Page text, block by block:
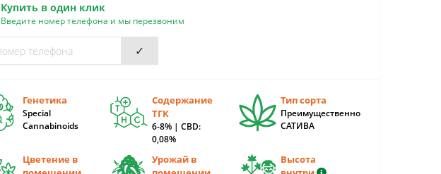
Купить в один клик
Введите номер телефона и мы перезвоним
✓
Генетика
Special
Cannabinoids
Содержание
ТГК
6-8% | CBD:
0,08%
Тип сорта
Преимущественно
САТИВА
Цветение в
Урожай в
Высота